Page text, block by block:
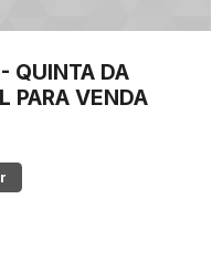
- QUINTA DA
PARA VENDA